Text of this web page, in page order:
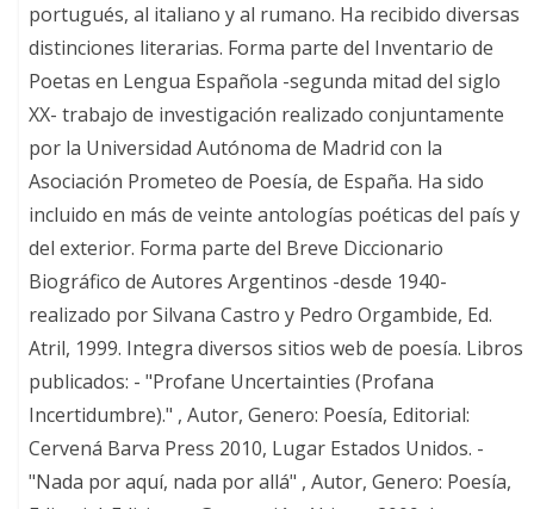
portugués, al italiano y al rumano. Ha recibido diversas
distinciones literarias. Forma parte del Inventario de
Poetas en Lengua Española -segunda mitad del siglo
XX- trabajo de investigación realizado conjuntamente
por la Universidad Autónoma de Madrid con la
Asociación Prometeo de Poesía, de España. Ha sido
incluido en más de veinte antologías poéticas del país y
del exterior. Forma parte del Breve Diccionario
Biográfico de Autores Argentinos -desde 1940-
realizado por Silvana Castro y Pedro Orgambide, Ed.
Atril, 1999. Integra diversos sitios web de poesía. Libros
publicados: - "Profane Uncertainties (Profana
Incertidumbre)." , Autor, Genero: Poesía, Editorial:
Cervená Barva Press 2010, Lugar Estados Unidos. -
"Nada por aquí, nada por allá" , Autor, Genero: Poesía,